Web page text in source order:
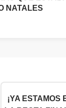
NATALES
¡YA ESTAMOS